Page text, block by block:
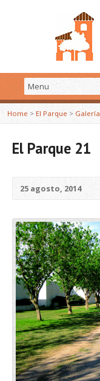
Home > El Parque > Galería
El Parque 21
25 agosto, 2014